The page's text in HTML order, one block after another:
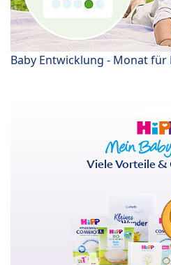
Baby Entwicklung - Monat für
Viele Vorteile &